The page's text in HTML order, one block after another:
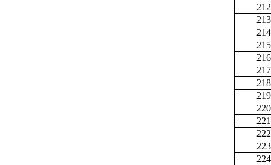
212
213
214
215
216
217
218
219
220
221
222
223
224